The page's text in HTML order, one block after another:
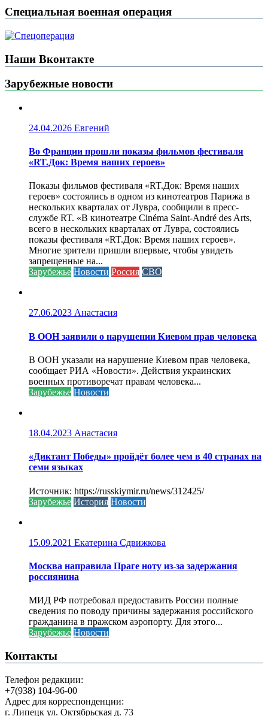
Специальная военная операция
Наши Вконтакте
Зарубежные новости
24.04.2026 Евгений
Во Франции прошли показы фильмов фестиваля
«RT.Док: Время наших героев»
Показы фильмов фестиваля «RT.Док: Время наших
героев» состоялись в одном из кинотеатров Парижа в
нескольких кварталах от Лувра, сообщили в пресс-
службе RT. «В кинотеатре Cinéma Saint-André des Arts,
всего в нескольких кварталах от Лувра, состоялись
показы фестиваля «RT.Док: Время наших героев».
Многие зрители пришли впервые, чтобы увидеть
запрещенные на...
Зарубежье Новости Россия СВО
27.06.2023 Анастасия
В ООН заявили о нарушении Киевом прав человека
В ООН указали на нарушение Киевом прав человека,
сообщает РИА «Новости». Действия украинских
военных противоречат правам человека...
Зарубежье Новости
18.04.2023 Анастасия
«Диктант Победы» пройдёт более чем в 40 странах на
семи языках
Источник: https://russkiymir.ru/news/312425/
Зарубежье История Новости
15.09.2021 Екатерина Сдвижкова
Москва направила Праге ноту из-за задержания
россиянина
МИД РФ потребовал предоставить России полные
сведения по поводу причины задержания российского
гражданина в пражском аэропорту. Для этого...
Зарубежье Новости
Контакты
Телефон редакции:
+7(938) 104-96-00
Адрес для корреспонденции:
г. Липецк ул. Октябрьская д. 73